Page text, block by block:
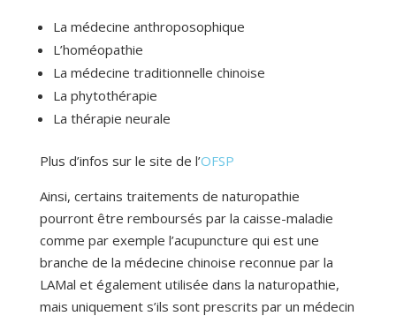
La médecine anthroposophique
L’homéopathie
La médecine traditionnelle chinoise
La phytothérapie
La thérapie neurale
Plus d’infos sur le site de l’OFSP
Ainsi, certains traitements de naturopathie
pourront être remboursés par la caisse-maladie
comme par exemple l’acupuncture qui est une
branche de la médecine chinoise reconnue par la
LAMal et également utilisée dans la naturopathie,
mais uniquement s’ils sont prescrits par un médecin